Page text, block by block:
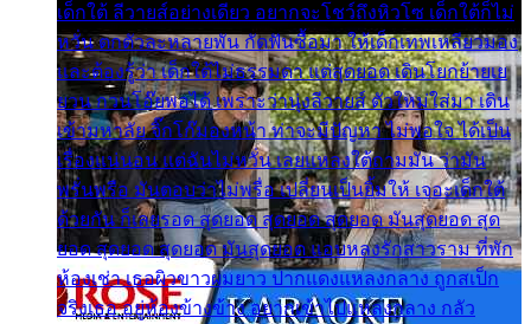
เด็กใต้ ลีวายส์อย่างเดียว อยากจะโชว์ถึงหิวโซ เด็กใต้ก็ไม่
หวั่น ตกตัวละหลายพัน กัดฟันซื้อมา ให้เด็กเทพเหลียวมอง
และต้องรู้ว่า เด็กใต้ไม่ธรรมดา แต่สุดยอด เดินโยกย้ายเย
ยวน กวนโอ๊ยพอได้ เพราะว่านุ่งลีวายส์ ตัวใหม่ใส่มา เดิน
เข้ามหาลัย จิ๊กโก๊มองหน้า ท่าจะมีปัญหา ไม่พอใจ ได้เป็น
เรื่องแน่นอน แต่ฉันไม่หวั่น เลยแหลงใต้ถามมัน ว่ามัน
พรั่นพรือ มันตอบว่าไม่พรื่อ เปลี่ยนเป็นยิ้มให้ เจอะเด็กใต้
ด้วยกัน ก็เลยรอด สุดยอด สุดยอด สุดยอด มันสุดยอด สุด
ยอด สุดยอด สุดยอด มันสุดยอด แอบหลงรักสาวราม ที่พัก
ห้องเช่า เธอผิวขาวผมยาว ปากแดงแหลงกลาง ถูกสเป็ก
จริงเธอ อยู่ห้องข้างข้าง อยากเข้าไปแหลงกลาง กลัว